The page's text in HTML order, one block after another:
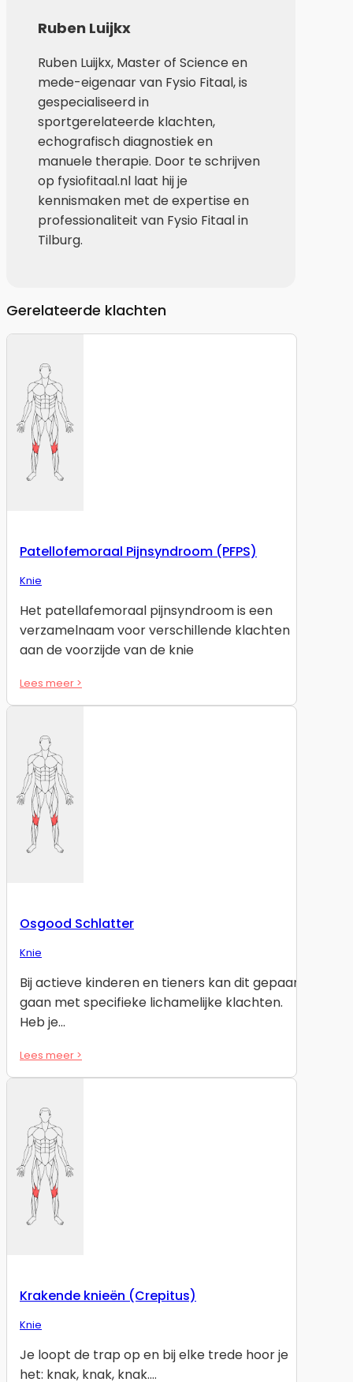
Ruben Luijkx
Ruben Luijkx, Master of Science en
mede-eigenaar van Fysio Fitaal, is
gespecialiseerd in
sportgerelateerde klachten,
echografisch diagnostiek en
manuele therapie. Door te schrijven
op fysiofitaal.nl laat hij je
kennismaken met de expertise en
professionaliteit van Fysio Fitaal in
Tilburg.
Gerelateerde klachten
Patellofemoraal Pijnsyndroom (PFPS)
Knie
Het patellafemoraal pijnsyndroom is een
verzamelnaam voor verschillende klachten
aan de voorzijde van de knie
Lees meer >
Osgood Schlatter
Knie
Bij actieve kinderen en tieners kan dit gepaard
gaan met specifieke lichamelijke klachten.
Heb je…
Lees meer >
Krakende knieën (Crepitus)
Knie
Je loopt de trap op en bij elke trede hoor je
het: knak, knak, knak.…